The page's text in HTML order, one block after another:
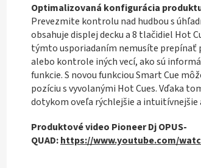
Optimalizovaná konfigurácia
Prevezmite kontrolu nad hudbou s
obsahuje displej decku a 8 tlačidiel Hot
týmto usporiadaním nemusíte prepínať
alebo kontrole iných vecí, ako sú
funkcie. S novou funkciou Smart Cue
pozíciu s vyvolanými Hot Cues. Vďaka
dotykom oveľa rýchlejšie a intuitívnejšie
Produktové video Pioneer Dj OPUS-
QUAD:https://www.youtube.com/